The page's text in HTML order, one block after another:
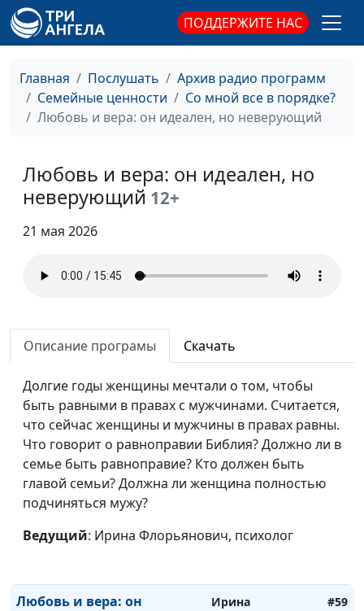
ПОДДЕРЖИТЕ НАС
Главная Послушать
Архив радио программ
Семейные ценности
Со мной все в порядке?
Любовь и вера: он идеален, но неверующий
Любовь и вера: он идеален, но
неверующий 12+
21 мая 2026
Описание програмы Скачать
Долгие годы женщины мечтали о том, чтобы
быть равными в правах с мужчинами. Считается,
что сейчас женщины и мужчины в правах равны.
Что говорит о равноправии Библия? Должно ли в
семье быть равноправие? Кто должен быть
главой семьи? Должна ли женщина полностью
подчиняться мужу?
Ведущий: Ирина Флорьянович, психолог
Есть ли смысл в жизни?
Ирина
Флорьянович,
Топ-10 фатальных ошибок
психолог
решение
психолог
Вторая половинка: миф или
Божий план?
Ирина
Флорьянович,
психолог
Почему у всех есть пара, а у
меня — нет?
Флорьянович,
психолог
Целомудрие в 21 веке: сила
или слабость?
Ирина
Любовь и вера: он
Ирина
#59